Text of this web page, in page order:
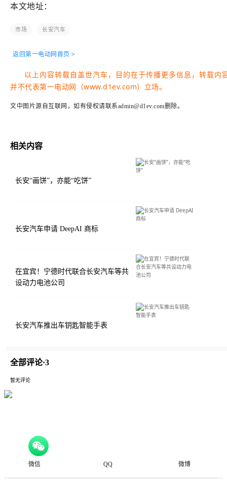
本文地址：
市场 长安汽车
返回第一电动网首页 >
以上内容转载自盖世汽车，目的在于传播更多信息，转载内
并不代表第一电动网（www.d1ev.com）立场。
文中图片源自互联网，如有侵权请联系admin@d1ev.com删除。
相关内容
长安“画饼”，亦能“吃饼”
长安汽车申请 DeepAI 商标
在宜宾！宁德时代联合长安汽车等共
设动力电池公司
长安汽车推出车钥匙智能手表
全部评论·3
暂无评论
微信 QQ 微博